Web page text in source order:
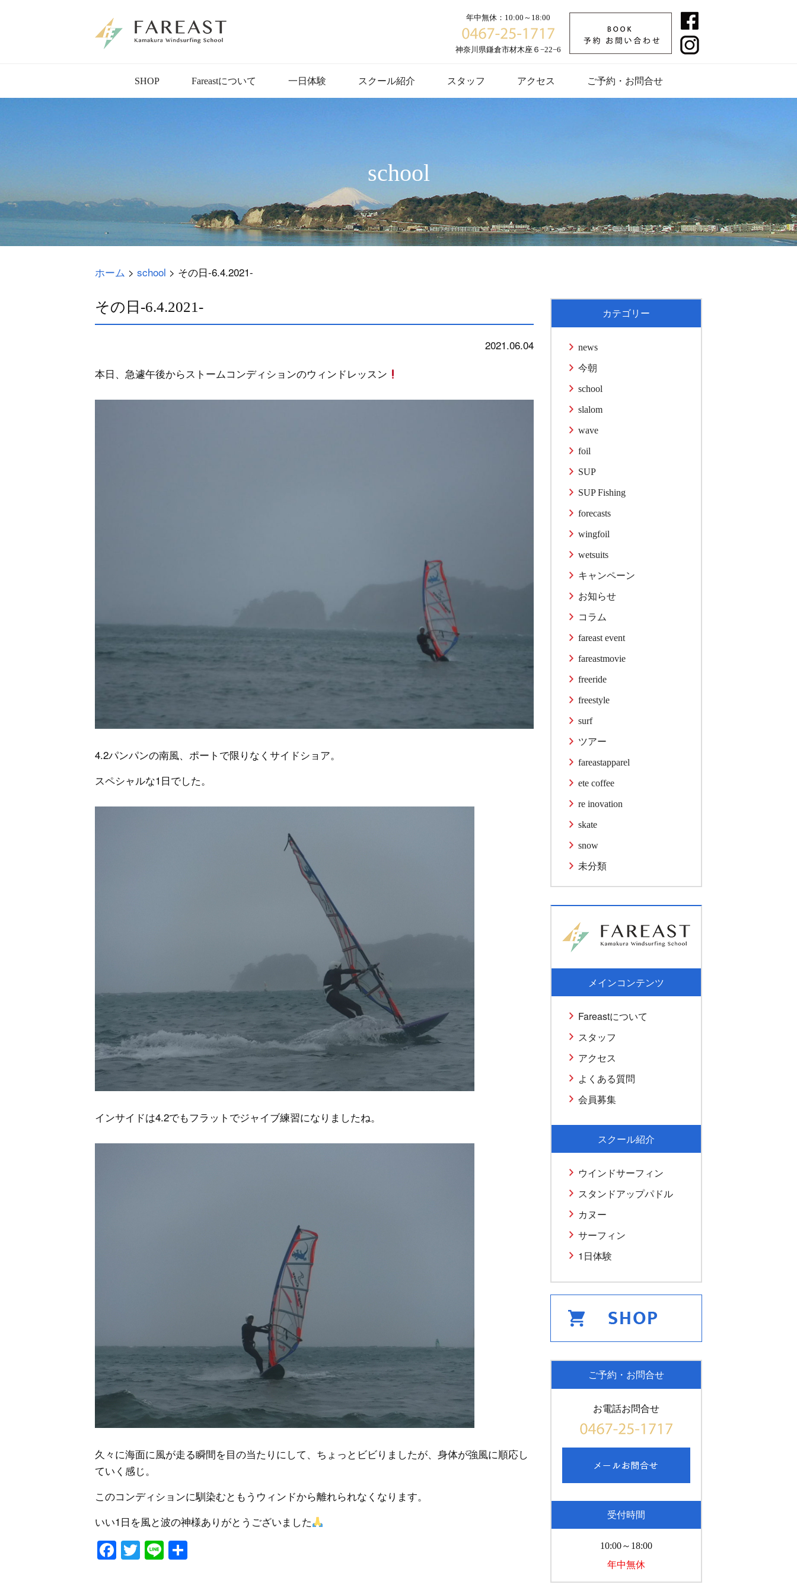
年中無休：10:00～18:00
神奈川県鎌倉市材木座６−22−6
SHOP Fareastについて 一日体験 スクール紹介 スタッフ アクセス ご予約・お問合せ
school
ホーム > school > その日-6.4.2021-
その日-6.4.2021-
2021.06.04
本日、急遽午後からストームコンディションのウィンドレッスン
4.2パンパンの南風、ポートで限りなくサイドショア。
スペシャルな1日でした。
インサイドは4.2でもフラットでジャイブ練習になりましたね。
久々に海面に風が走る瞬間を目の当たりにして、ちょっとビビりましたが、身体が強風に順応し
ていく感じ。
このコンディションに馴染むともうウィンドから離れられなくなります。
いい1日を風と波の神様ありがとうございました
Facebook
Twitter
Line
カテゴリー
news
今朝
school
slalom
wave
foil
SUP
SUP Fishing
forecasts
wingfoil
wetsuits
キャンペーン
お知らせ
コラム
fareast event
fareastmovie
freeride
freestyle
surf
ツアー
fareastapparel
ete coffee
re inovation
skate
snow
未分類
メインコンテンツ
Fareastについて
スタッフ
アクセス
よくある質問
会員募集
スクール紹介
ウインドサーフィン
スタンドアップパドル
カヌー
サーフィン
1日体験
ご予約・お問合せ
お電話お問合せ
受付時間
10:00～18:00
年中無休